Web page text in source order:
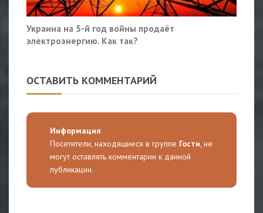
Украина на 5-й год войны продаёт
электроэнергию. Как так?
ОСТАВИТЬ КОММЕНТАРИЙ
Информация
Посетители, находящиеся в группе Гости, не
могут оставлять комментарии к данной
публикации.